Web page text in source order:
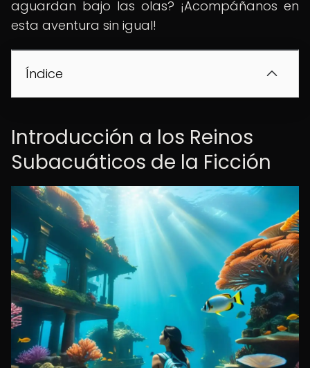
aguardan bajo las olas? ¡Acompáñanos en
esta aventura sin igual!
Índice
Introducción a los Reinos
Subacuáticos de la Ficción